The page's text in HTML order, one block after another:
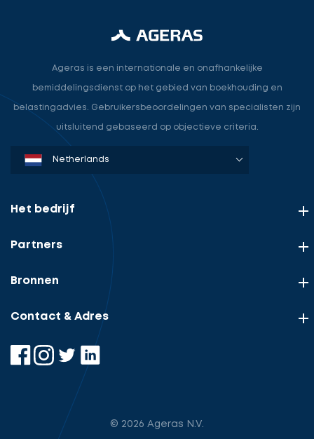
Ageras is een internationale en onafhankelijke
bemiddelingsdienst op het gebied van boekhouding en
belastingadvies. Gebruikersbeoordelingen van specialisten zijn
uitsluitend gebaseerd op objectieve criteria.
Denmark
Sweden
Norway
Netherlands
Germany
USA
Het bedrijf
Partners
Bronnen
Contact & Adres
© 2026 Ageras N.V.